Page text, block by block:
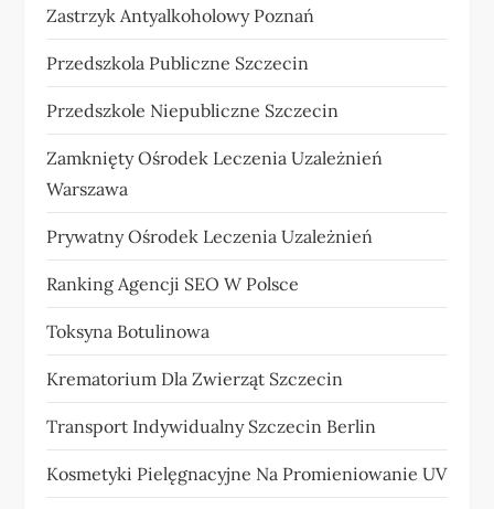
Zastrzyk Antyalkoholowy Poznań
Przedszkola Publiczne Szczecin
Przedszkole Niepubliczne Szczecin
Zamknięty Ośrodek Leczenia Uzależnień
Warszawa
Prywatny Ośrodek Leczenia Uzależnień
Ranking Agencji SEO W Polsce
Toksyna Botulinowa
Krematorium Dla Zwierząt Szczecin
Transport Indywidualny Szczecin Berlin
Kosmetyki Pielęgnacyjne Na Promieniowanie UV